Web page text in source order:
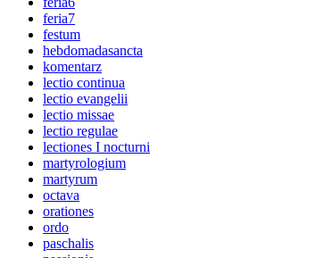
feria7
festum
hebdomadasancta
komentarz
lectio continua
lectio evangelii
lectio missae
lectio regulae
lectiones I nocturni
martyrologium
martyrum
octava
orationes
ordo
paschalis